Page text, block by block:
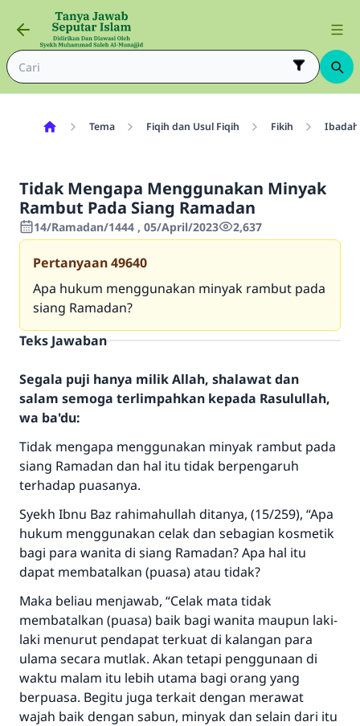
Tema Fiqih dan Usul Fiqih Fikih
Tidak Mengapa Menggunakan Minyak
Rambut Pada Siang Ramadan
14/Ramadan/1444 , 05/April/2023 2,637
Pertanyaan49640
Apa hukum menggunakan minyak rambut pada
siang Ramadan?
Teks Jawaban
Segala puji hanya milik Allah, shalawat dan
salam semoga terlimpahkan kepada Rasulullah,
wa ba'du:
Tidak mengapa menggunakan minyak rambut pada
siang Ramadan dan hal itu tidak berpengaruh
terhadap puasanya.
Syekh Ibnu Baz rahimahullah ditanya, (15/259), “Apa
hukum menggunakan celak dan sebagian kosmetik
bagi para wanita di siang Ramadan? Apa hal itu
dapat membatalkan (puasa) atau tidak?
Maka beliau menjawab, “Celak mata tidak
membatalkan (puasa) baik bagi wanita maupun laki-
laki menurut pendapat terkuat di kalangan para
ulama secara mutlak. Akan tetapi penggunaan di
waktu malam itu lebih utama bagi orang yang
berpuasa. Begitu juga terkait dengan merawat
wajah baik dengan sabun, minyak dan selain dari itu